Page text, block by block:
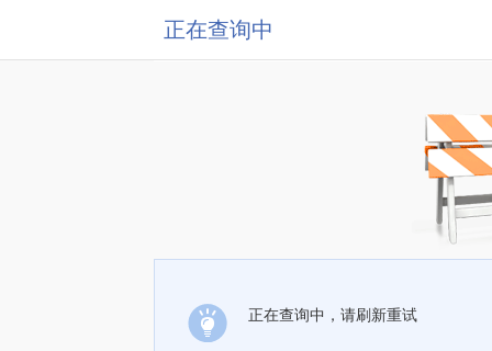
正在查询中
正在查询中，请刷新重试